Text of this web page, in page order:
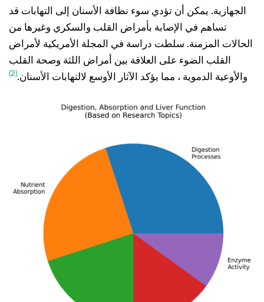
الجهازية. يمكن أن تؤدي سوء نظافة الأسنان إلى التهابات قد
تساهم في الإصابة بأمراض القلب والسكري وغيرها من
الحالات المزمنة. سلطت دراسة في المجلة الأمريكية لأمراض
القلب الضوء على العلاقة بين أمراض اللثة وصحة القلب
والأوعية الدموية ، مما يؤكد الآثار الأوسع لالتهابات الأسنان.(2)